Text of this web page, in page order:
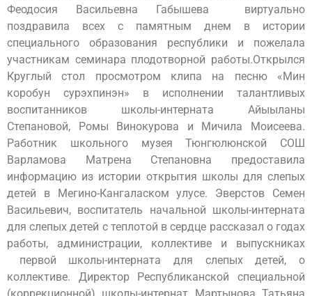
Феодосия Васильевна Габышева виртуально
поздравила всех с памятным днем в истории
специального образования республики и пожелала
участникам семинара плодотворной работы.Открылся
Круглый стол просмотром клипа на песню «Мин
коробун сурэхпинэн» в исполнении талантливых
воспитанников школы-интерната Айыыланы
Степановой, Ромы Винокурова и Мичила Моисеева.
Работник школьного музея Тюнгюлюнской СОШ
Варламова Матрена Степановна предоставила
информацию из истории открытия школы для слепых
детей в Мегино-Кангаласком улусе. Эверстов Семен
Васильевич, воспитатель начальной школы-интерната
для слепых детей с теплотой в сердце рассказал о годах
работы, администрации, коллективе и выпускниках
первой школы-интерната для слепых детей, о
коллективе. Директор Республиканской специальной